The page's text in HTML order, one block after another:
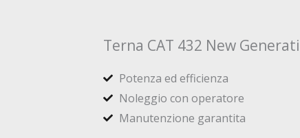
Terna CAT 432 New
Potenza ed efficienza
Noleggio con operatore
Manutenzione garantita